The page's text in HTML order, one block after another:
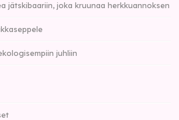
jätskibaariin, joka kruunaa herkkuannoksen
juhliin